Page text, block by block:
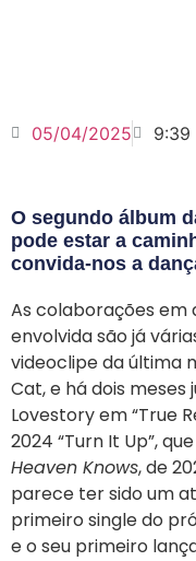
05/04/2025 9:39
O segundo álbum
pode estar a
convida-nos a
As colaborações em
envolvida são já
videoclipe da última
Cat, e há dois meses
Lovestory em “True
2024 “Turn It Up”,
Heaven Knows, de
parece ter sido um
primeiro single do
e o seu primeiro